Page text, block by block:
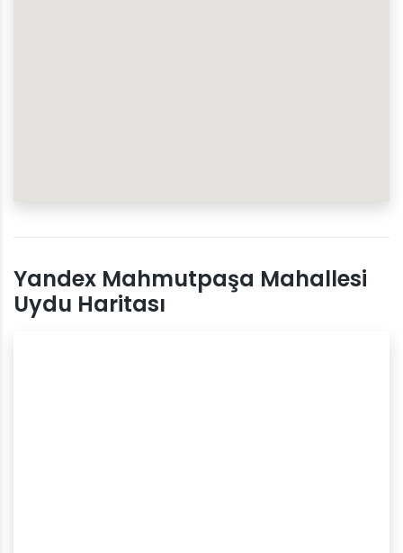
Yandex Mahmutpaşa Mahallesi
Uydu Haritası